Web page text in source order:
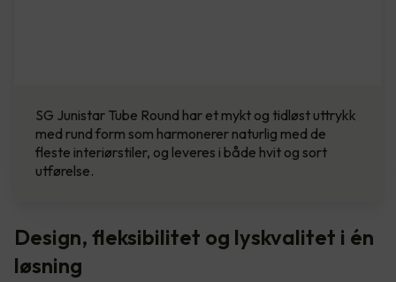
SG Junistar Tube Round har et mykt og tidløst uttrykk
med rund form som harmonerer naturlig med de
fleste interiørstiler, og leveres i både hvit og sort
utførelse.
Design, fleksibilitet og lyskvalitet i én
løsning